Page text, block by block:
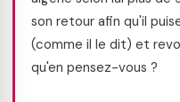
son retour afin qu'il
(comme il le dit) et
qu'en pensez-vous ?